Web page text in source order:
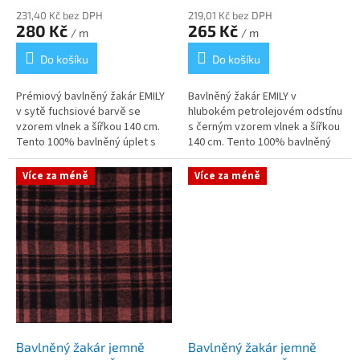
231,40 Kč bez DPH
280 Kč / m
Do košíku
Prémiový bavlněný žakár EMILY
v sytě fuchsiové barvě se
vzorem vlnek a šířkou 140 cm.
Tento 100% bavlněný úplet s
jemně počesaným povrchem a
gramáží vhodnou pro oděvy
kombinuje...
219,01 Kč bez DPH
265 Kč / m
Do košíku
Bavlněný žakár EMILY v
hlubokém petrolejovém odstínu
s černým vzorem vlnek a šířkou
140 cm. Tento 100% bavlněný
úplet s jemně počesaným
povrchem představuje
dokonalou kombinaci...
Více za méně
Bavlněný žakár jemně
Více za méně
Bavlněný žakár jemně